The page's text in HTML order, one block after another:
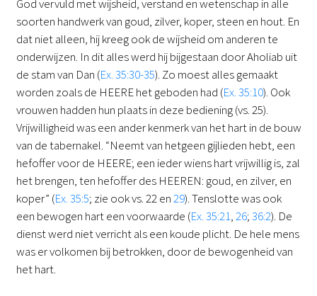
God vervuld met wijsheid, verstand en wetenschap in alle
soorten handwerk van goud, zilver, koper, steen en hout. En
dat niet alleen, hij kreeg ook de wijsheid om anderen te
onderwijzen. In dit alles werd hij bijgestaan door Aholiab uit
de stam van Dan (Ex. 35:30-35). Zo moest alles gemaakt
worden zoals de HEERE het geboden had (Ex. 35:10). Ook
vrouwen hadden hun plaats in deze bediening (vs. 25).
Vrijwilligheid was een ander kenmerk van het hart in de bouw
van de tabernakel. “Neemt van hetgeen gijlieden hebt, een
hefoffer voor de HEERE; een ieder wiens hart vrijwillig is, zal
het brengen, ten hefoffer des HEEREN: goud, en zilver, en
koper” (Ex. 35:5; zie ook vs. 22 en29). Tenslotte was ook
een bewogen hart een voorwaarde (Ex. 35:21,26;36:2). De
dienst werd niet verricht als een koude plicht. De hele mens
was er volkomen bij betrokken, door de bewogenheid van
het hart.